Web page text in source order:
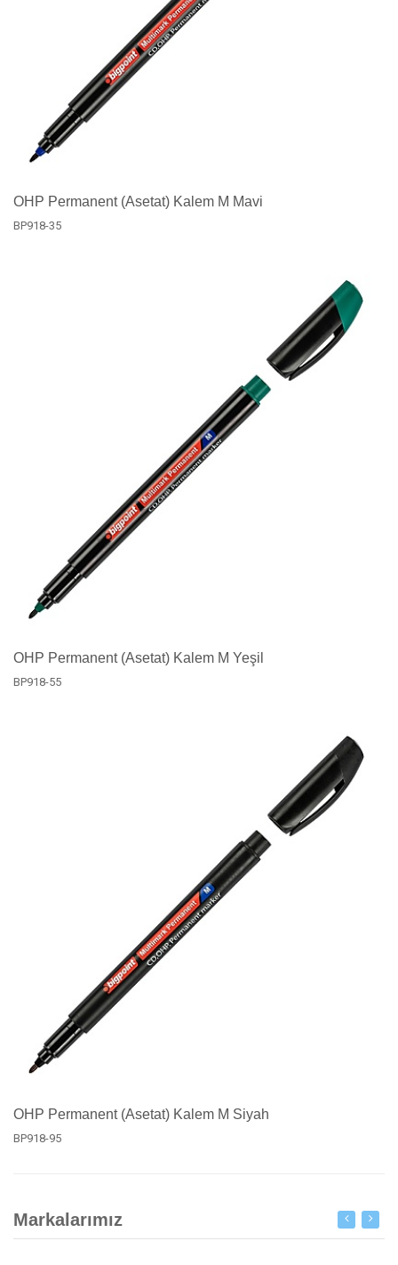
OHP Permanent (Asetat) Kalem M Mavi
BP918-35
OHP Permanent (Asetat) Kalem M Yeşil
BP918-55
OHP Permanent (Asetat) Kalem M Siyah
BP918-95
Markalarımız